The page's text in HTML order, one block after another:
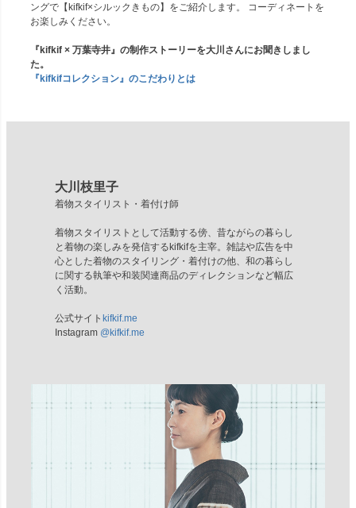
ングで【kifkif×シルックきもの】をご紹介します。 コーディネートを
お楽しみください。
『kifkif × 万葉寺井』の制作ストーリーを大川さんにお聞きしまし
た。
『kifkifコレクション』のこだわりとは
大川枝里子
着物スタイリスト・着付け師
着物スタイリストとして活動する傍、昔ながらの暮らし
と着物の楽しみを発信するkifkifを主宰。雑誌や広告を中
心とした着物のスタイリング・着付けの他、和の暮らし
に関する執筆や和装関連商品のディレクションなど幅広
く活動。
公式サイト kifkif.me
Instagram @kifkif.me